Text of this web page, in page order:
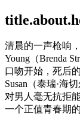
清晨的一声枪响
Young（Brenda
口吻开始，死后
Susan（泰瑞·海
对男人毫无抗拒
一个正值青春期